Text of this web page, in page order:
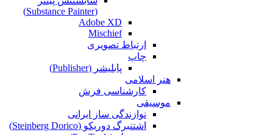
(Substance Painter)
Adobe XD
Mischief
ارتباط تصویری
چاپ
پابلیشر (Publisher)
هنر اسلامی
کارشناسی فرش
موسیقی
نوازندگی ساز ایرانی
اشتنبرگ دوریکو (Steinberg Dorico)